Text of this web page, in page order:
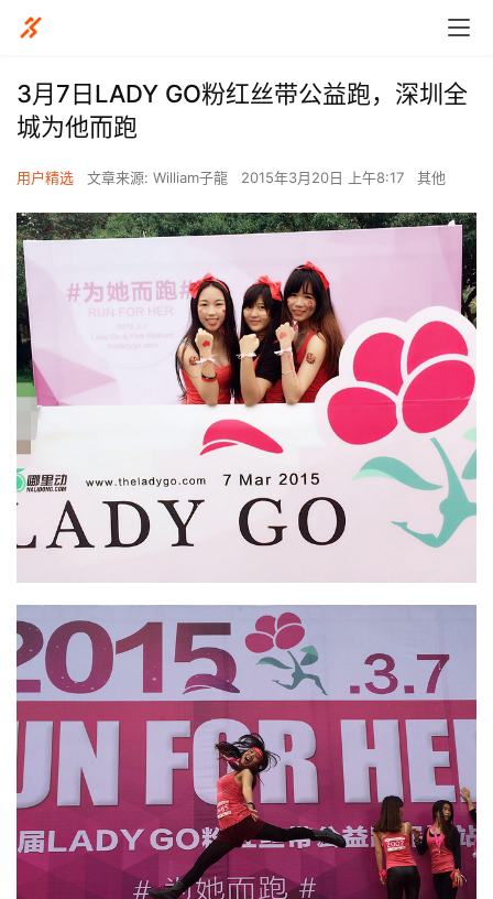
3月7日LADY GO粉红丝带公益跑，深圳全
城为他而跑
用户精选 文章来源: William子龍 2015年3月20日 上午8:17 其他